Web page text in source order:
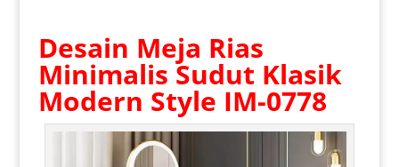
Desain Meja Rias
Minimalis Sudut Klasik
Modern Style IM-0778